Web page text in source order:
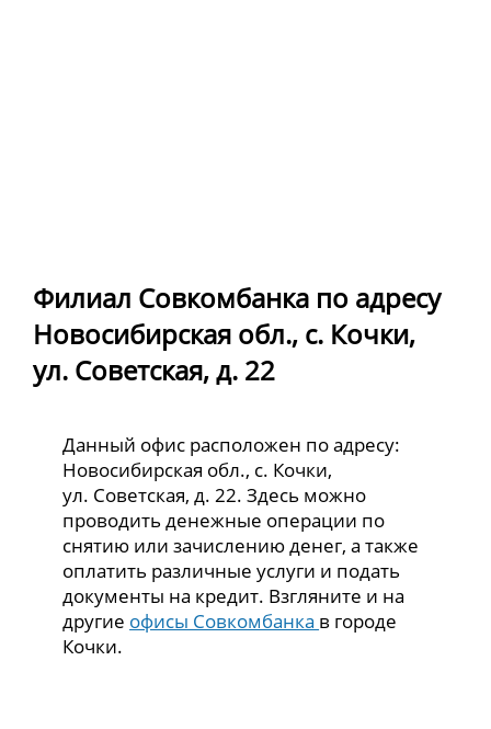
Филиал Совкомбанка по адресу
Новосибирская обл., с. Кочки,
ул. Советская, д. 22
Данный офис расположен по адресу:
Новосибирская обл., с. Кочки,
ул. Советская, д. 22. Здесь можно
проводить денежные операции по
снятию или зачислению денег, а также
оплатить различные услуги и подать
документы на кредит. Взгляните и на
другие офисы Совкомбанка в городе
Кочки.